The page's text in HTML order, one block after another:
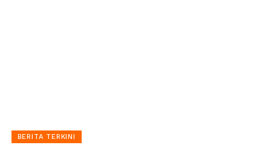
BERITA TERKINI